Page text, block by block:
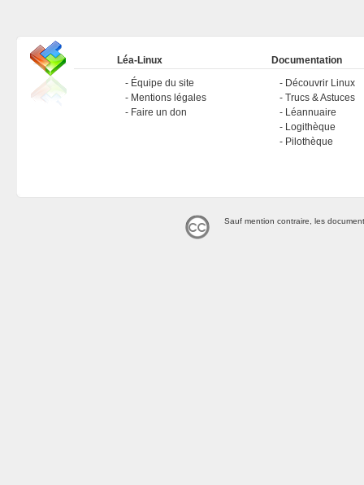
Léa-Linux
Équipe du site
Mentions légales
Faire un don
Documentation
Découvrir Linux
Trucs & Astuces
Léannuaire
Logithèque
Pilothèque
Sauf mention contraire, les